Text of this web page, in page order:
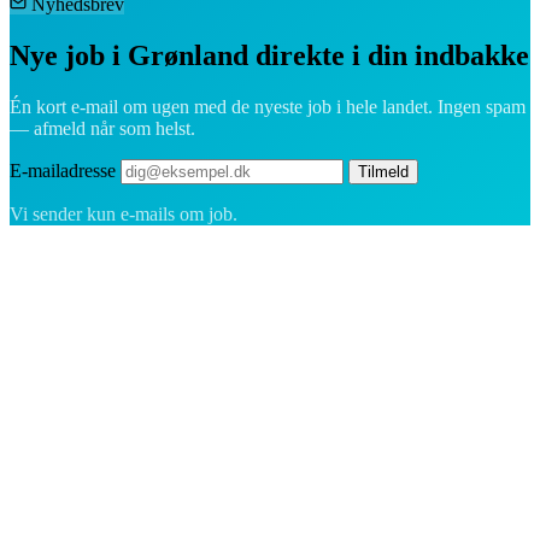
Nyhedsbrev
Nye job i Grønland direkte i din indbakke
Én kort e-mail om ugen med de nyeste job i hele landet. Ingen spam
— afmeld når som helst.
E-mailadresse Tilmeld
Vi sender kun e-mails om job.